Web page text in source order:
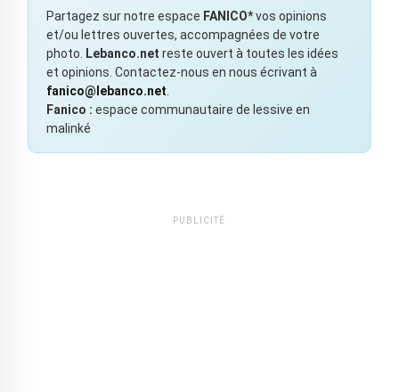
Partagez sur notre espace FANICO*vos opinions
et/ou lettres ouvertes, accompagnées de votre
photo.
Lebanco.net reste ouvert à toutes les idées
et opinions. Contactez-nous en nous écrivant à
fanico@lebanco.net
Fanico : espace communautaire de lessive en
malinké
PUBLICITÉ